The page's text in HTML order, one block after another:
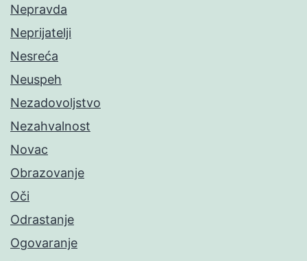
Nepravda
Neprijatelji
Nesreća
Neuspeh
Nezadovoljstvo
Nezahvalnost
Novac
Obrazovanje
Oči
Odrastanje
Ogovaranje